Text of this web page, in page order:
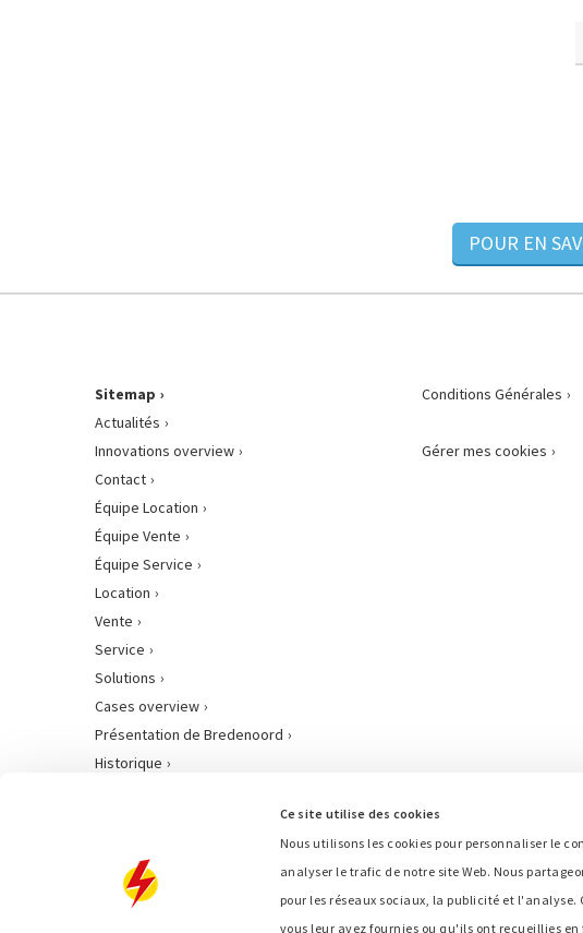
Ce site utilise des cookies
Nous utilisons les cookies pour personnaliser le
analyser le trafic de notre site Web. Nous
pour les réseaux sociaux, la publicité et
vous leur avez fournies ou qu'ils ont recueillies
POUR EN
Sitemap
Actualités
Innovations overview
Contact
Équipe Location
Équipe Vente
Équipe Service
Location
Vente
Service
Solutions
Cases overview
Présentation de Bredenoord
Historique
Conditions Générales
Gérer mes cookies